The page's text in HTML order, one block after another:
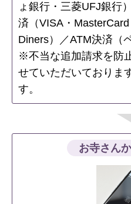
ょ銀行・三菱UFJ銀行
済（VISA・MasterCard
Diners）／ATM決済（
※不当な追加請求を防
せていただいておりま
す。
お寺さん